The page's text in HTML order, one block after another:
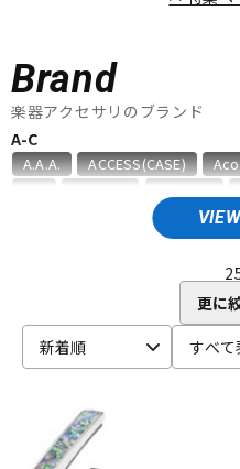
管楽器
アンプ
DTM オンライン納品
配信/ライブ機器
Brand
楽器アクセサリのブランド
A-C
A.A.A. ACCESS(CASE)
ALPINE HEARING
ARTEC
BASSO
Bigsby
Bill Lawrence
BLACK MOUNTAIN PICKS
BLUE BELL
Bohemians
Carl Fischer
Cleartone
更に
新着順
すべて